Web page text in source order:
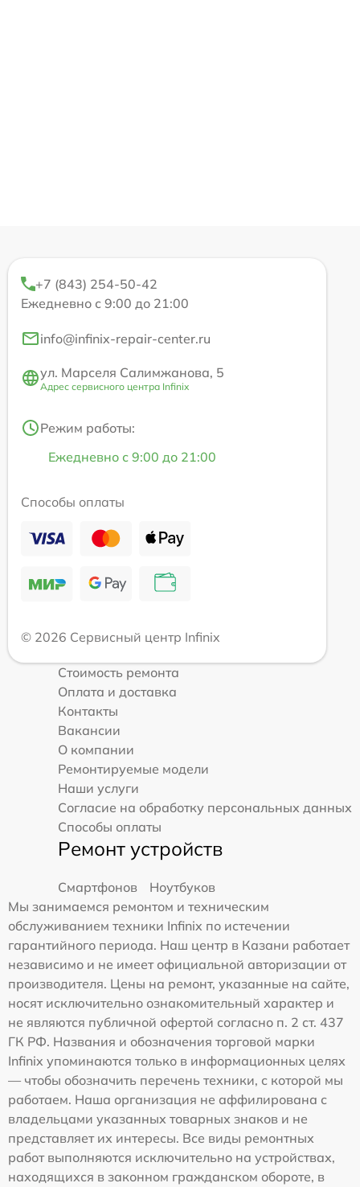
+7 (843) 254-50-42
Ежедневно с 9:00 до 21:00
info@infinix-repair-center.ru
ул. Марселя Салимжанова, 5
Адрес сервисного центра Infinix
Режим работы:
Ежедневно с 9:00 до 21:00
Способы оплаты
© 2026 Сервисный центр Infinix
Стоимость ремонта
Оплата и доставка
Контакты
Вакансии
О компании
Ремонтируемые модели
Наши услуги
Согласие на обработку персональных данных
Способы оплаты
Ремонт устройств
Смартфонов
Ноутбуков
Мы занимаемся ремонтом и техническим
обслуживанием техники Infinix по истечении
гарантийного периода. Наш центр в Казани работает
независимо и не имеет официальной авторизации от
производителя. Цены на ремонт, указанные на сайте,
носят исключительно ознакомительный характер и
не являются публичной офертой согласно п. 2 ст. 437
ГК РФ. Названия и обозначения торговой марки
Infinix упоминаются только в информационных целях
— чтобы обозначить перечень техники, с которой мы
работаем. Наша организация не аффилирована с
владельцами указанных товарных знаков и не
представляет их интересы. Все виды ремонтных
работ выполняются исключительно на устройствах,
находящихся в законном гражданском обороте, в